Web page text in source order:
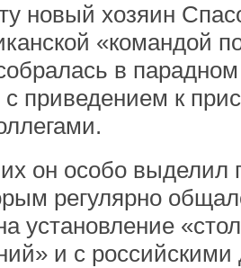
новый хозяин
«командой
в
с приведением к
он особо
регулярно
установление
и с